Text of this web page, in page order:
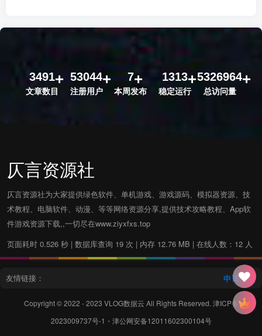
3491
文章数目
53044
注册用户
7
本周发布
1313
稳定运行
5326964
总访问量
仄言资源社
仄言资源社为大家提供绿色软件、单机游戏、游戏源码、模拟器资源、技
术教程、电脑软件、动漫、等等网络资源分享,提供技术攻略教程、App软
件游戏资源下载,,一切尽在www.ziyxfxs.top
页面耗时 0.526 秒 | 数据库查询 19 次 | 内存 12.76 MB | 在线人数：12 人
友情链接： 申请友链
Copyright © 2022 - 2023 VLOG数据云 All Rights Reserved. 津ICP备
2023009737号-1 ・ 津公网安备12011602300104号